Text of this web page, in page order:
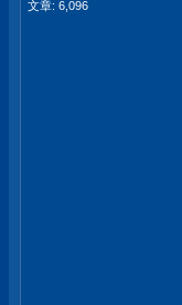
文章: 6,096